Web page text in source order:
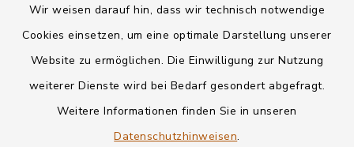
Wir weisen darauf hin, dass wir technisch notwendige
Cookies einsetzen, um eine optimale Darstellung unserer
Website zu ermöglichen. Die Einwilligung zur Nutzung
weiterer Dienste wird bei Bedarf gesondert abgefragt.
Weitere Informationen finden Sie in unseren
Datenschutzhinweisen.
Kontakt
Informationspflichten